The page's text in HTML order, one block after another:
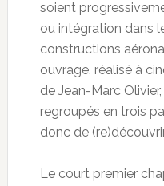
soient
ou intégration dans
constructions
ouvrage, réalisé à
de Jean-Marc
regroupés en trois
donc de
Le court premier